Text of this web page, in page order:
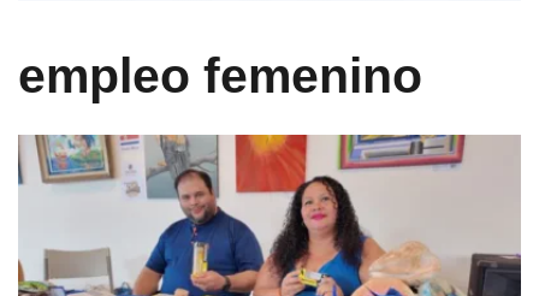
empleo femenino